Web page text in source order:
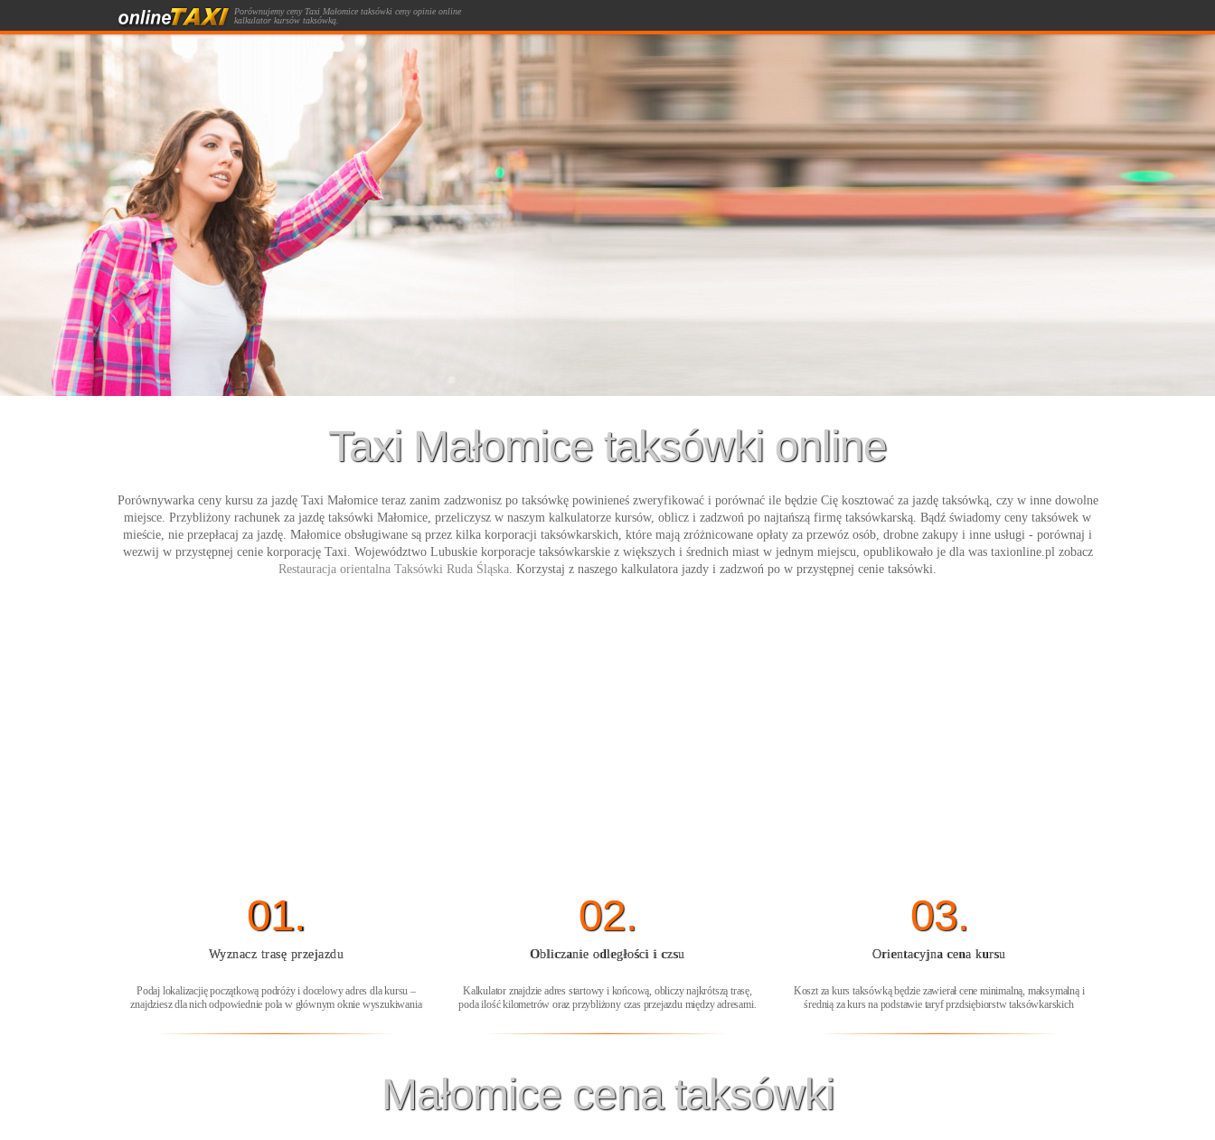
Porównujemy ceny Taxi Małomice taksówki ceny opinie online
kalkulator kursów taksówką.
Taxi Małomice taksówki online
Porównywarka ceny kursu za jazdę Taxi Małomiceteraz zanim zadzwonisz po taksówkę powinieneś zweryfikować i porównać ile będzie Cię kosztować za jazdę taksówką, czy w inne dowolne
miejsce. Przybliżony rachunek za jazdę taksówki Małomice, przeliczysz w naszym kalkulatorze kursów, oblicz i zadzwoń po najtańszą firmę taksówkarską. Bądź świadomy ceny taksówek w
mieście, nie przepłacaj za jazdę. Małomice obsługiwane są przez kilka korporacji taksówkarskich, które mają zróżnicowane opłaty za przewóz osób, drobne zakupy i inne usługi - porównaj i
wezwij w przystępnej cenie korporację Taxi. Województwo Lubuskie korporacje taksówkarskie z większych i średnich miast w jednym miejscu, opublikowało je dla was taxionline.pl zobacz
Restauracja orientalna Taksówki Ruda Śląska. Korzystaj z naszego kalkulatora jazdy i zadzwoń po w przystępnej cenie taksówki.
01.
Wyznacz trasę przejazdu
Podaj lokalizacjię początkową podróży i docelowy adres dla kursu –
znajdziesz dla nich odpowiednie pola w głównym oknie wyszukiwania
02.
Obliczanie odległości i czsu
Kalkulator znajdzie adres startowy i końcową, obliczy najkrótszą trasę,
poda ilość kilometrów oraz przybliżony czas przejazdu między adresami.
03.
Orientacyjna cena kursu
Koszt za kurs taksówką będzie zawierał cene minimalną, maksymalną i
średnią za kurs na podstawie taryf przdsiębiorstw taksówkarskich
Małomice cena taksówki